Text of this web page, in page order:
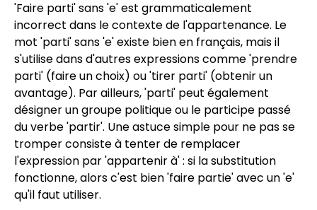
'Faire parti' sans 'e' est grammaticalement
incorrect dans le contexte de l'appartenance. Le
mot 'parti' sans 'e' existe bien en français, mais il
s'utilise dans d'autres expressions comme 'prendre
parti' (faire un choix) ou 'tirer parti' (obtenir un
avantage). Par ailleurs, 'parti' peut également
désigner un groupe politique ou le participe passé
du verbe 'partir'. Une astuce simple pour ne pas se
tromper consiste à tenter de remplacer
l'expression par 'appartenir à' : si la substitution
fonctionne, alors c'est bien 'faire partie' avec un 'e'
qu'il faut utiliser.